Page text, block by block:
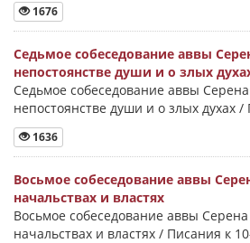
1676
Седьмое собеседование аввы
непостоянстве души и о злых
Седьмое собеседование аввы
непостоянстве души и о злых духах /
1636
Восьмое собеседование аввы
начальствах и властях
Восьмое собеседование аввы
начальствах и властях / Писания к